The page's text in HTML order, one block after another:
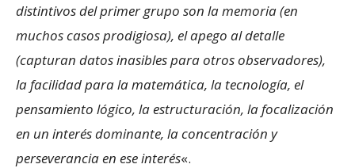
distintivos del primer grupo son la memoria (en
muchos casos prodigiosa), el apego al detalle
(capturan datos inasibles para otros observadores),
la facilidad para la matemática, la tecnología, el
pensamiento lógico, la estructuración, la focalización
en un interés dominante, la concentración y
perseverancia en ese interés«.